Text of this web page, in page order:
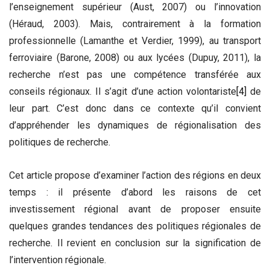
l’enseignement supérieur (Aust, 2007) ou l’innovation
(Héraud, 2003). Mais, contrairement à la formation
professionnelle (Lamanthe et Verdier, 1999), au transport
ferroviaire (Barone, 2008) ou aux lycées (Dupuy, 2011), la
recherche n’est pas une compétence transférée aux
conseils régionaux. Il s’agit d’une action volontariste[4] de
leur part. C’est donc dans ce contexte qu’il convient
d’appréhender les dynamiques de régionalisation des
politiques de recherche.
Cet article propose d’examiner l’action des régions en deux
temps : il présente d’abord les raisons de cet
investissement régional avant de proposer ensuite
quelques grandes tendances des politiques régionales de
recherche. Il revient en conclusion sur la signification de
l’intervention régionale.